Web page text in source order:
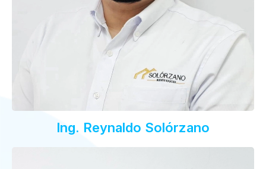
Ing. Reynaldo Solórzano